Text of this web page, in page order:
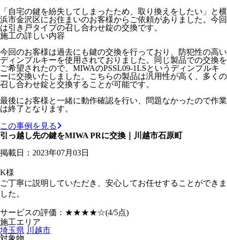
「自宅の鍵を紛失してしまったため、取り換えをしたい」と横
浜市金沢区にお住まいのお客様からご依頼がありました。今回
は引き戸タイプの召し合わせ錠の交換です。
施工の詳しい内容
今回のお客様は過去にも鍵の交換を行っており、防犯性の高い
ディンプルキーを使用されておりました。同じ製品での交換を
ご希望されたので、MIWAのPSSL09-1LSというディンプルキ
ーに交換いたしました。こちらの製品は汎用性が高く、多くの
召し合わせ錠と交換することが可能です。
最後にお客様と一緒に動作確認を行い、問題なかったので作業
は終了となります。
この事例を見る
引っ越し先の鍵をMIWA PRに交換｜川越市石原町
掲載日：2023年07月03日
K様
ご丁寧に説明していただき、安心してお任せすることができま
した。
サービスの評価： ★★★★☆(4/5点)
施工エリア
埼玉県 川越市
対象物